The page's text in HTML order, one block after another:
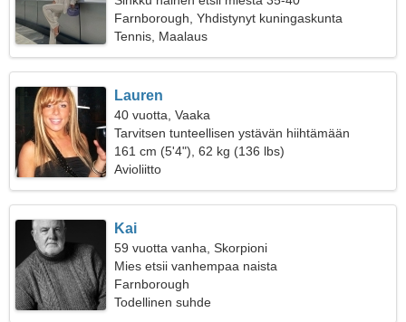
Farnborough, Yhdistynyt kuningaskunta
Tennis, Maalaus
Lauren
40 vuotta, Vaaka
Tarvitsen tunteellisen ystävän hiihtämään
yhdessä
161 cm (5'4"), 62 kg (136 lbs)
Avioliitto
Kai
59 vuotta vanha, Skorpioni
Mies etsii vanhempaa naista
Farnborough
Todellinen suhde